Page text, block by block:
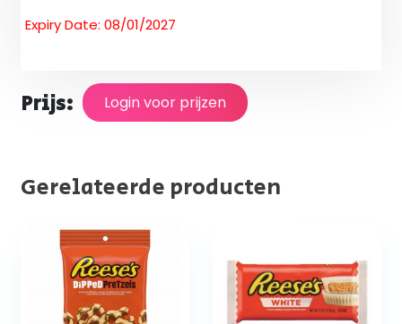
Expiry Date: 08/01/2027
Prijs: Login voor prijzen
Gerelateerde producten